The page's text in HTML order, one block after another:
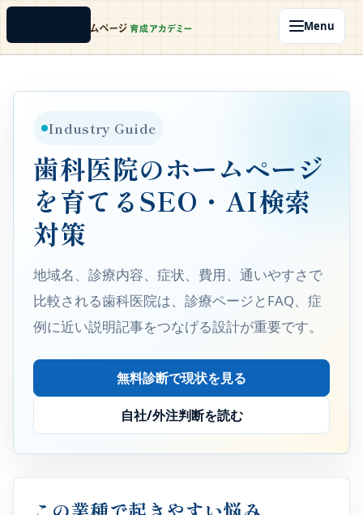
Menu
Industry Guide
歯科医院のホームページ
を育てるSEO・AI検索
対策
地域名、診療内容、症状、費用、通いやすさで
比較される歯科医院は、診療ページとFAQ、症
例に近い説明記事をつなげる設計が重要です。
無料診断で現状を見る
自社/外注判断を読む